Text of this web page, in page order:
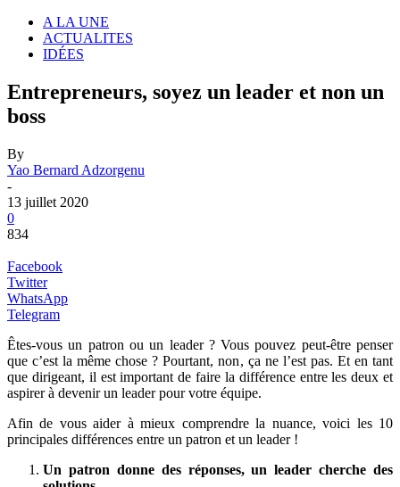
A LA UNE
ACTUALITES
IDÉES
Entrepreneurs, soyez un leader et non un
boss
By
Yao Bernard Adzorgenu
-
13 juillet 2020
0
834
Facebook
Twitter
WhatsApp
Telegram
Êtes-vous un patron ou un leader ? Vous pouvez peut-être penser
que c’est la même chose ? Pourtant, non, ça ne l’est pas. Et en tant
que dirigeant, il est important de faire la différence entre les deux et
aspirer à devenir un leader pour votre équipe.
Afin de vous aider à mieux comprendre la nuance, voici les 10
principales différences entre un patron et un leader !
Un patron donne des réponses, un leader cherche des